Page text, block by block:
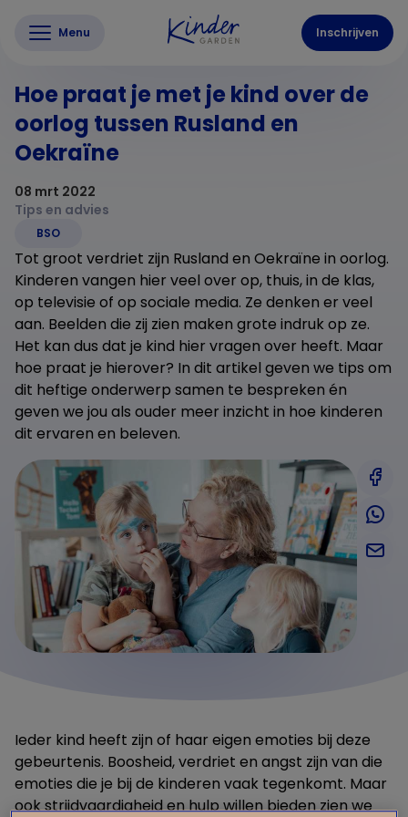
Menu Inschrijven
Hoe praat je met je kind over de
oorlog tussen Rusland en
Oekraïne
08 mrt 2022
Tips en advies
BSO
Tot groot verdriet zijn Rusland en Oekraïne in oorlog.
Kinderen vangen hier veel over op, thuis, in de klas,
op televisie of op sociale media. Ze denken er veel
aan. Beelden die zij zien maken grote indruk op ze.
Het kan dus dat je kind hier vragen over heeft. Maar
hoe praat je hierover? In dit artikel geven we tips om
dit heftige onderwerp samen te bespreken én
geven we jou als ouder meer inzicht in hoe kinderen
dit ervaren en beleven.
Ieder kind heeft zijn of haar eigen emoties bij deze
gebeurtenis. Boosheid, verdriet en angst zijn van die
emoties die je bij de kinderen vaak tegenkomt. Maar
ook strijdvaardigheid en hulp willen bieden zien we